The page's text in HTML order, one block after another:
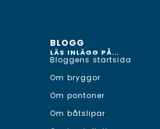
BLOGG
LÄS INLÄGG PÅ...
Bloggens startsida
Om bryggor
Om pontoner
Om båtslipar